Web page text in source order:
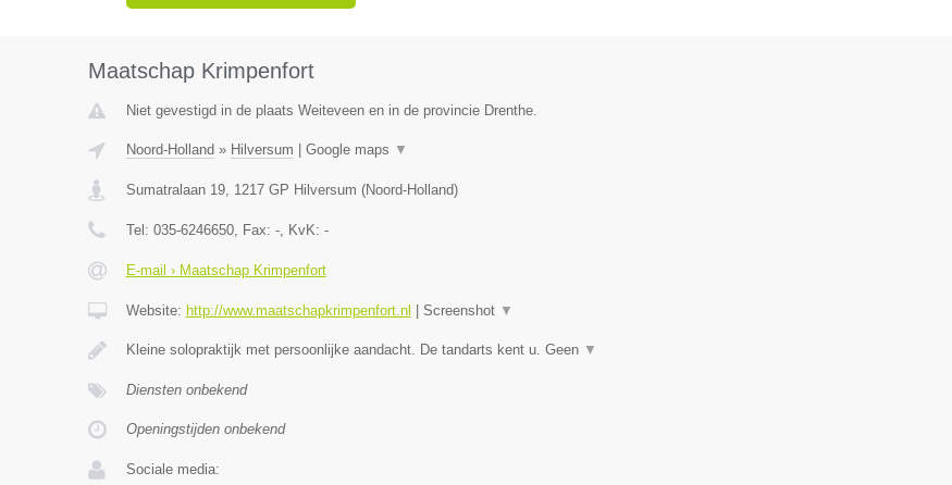
Maatschap Krimpenfort
Niet gevestigd in de plaats Weiteveen en in de provincie Drenthe.
Noord-Holland » Hilversum Google maps ▼
Sumatralaan 19, 1217 GP Hilversum (Noord-Holland)
Tel: 035-6246650, Fax: -, KvK: -
E-mail › Maatschap Krimpenfort
Website: http://www.maatschapkrimpenfort.nl Screenshot ▼
Kleine solopraktijk met persoonlijke aandacht. De tandarts kent u. Geen ▼
Diensten onbekend
Openingstijden onbekend
Sociale media: